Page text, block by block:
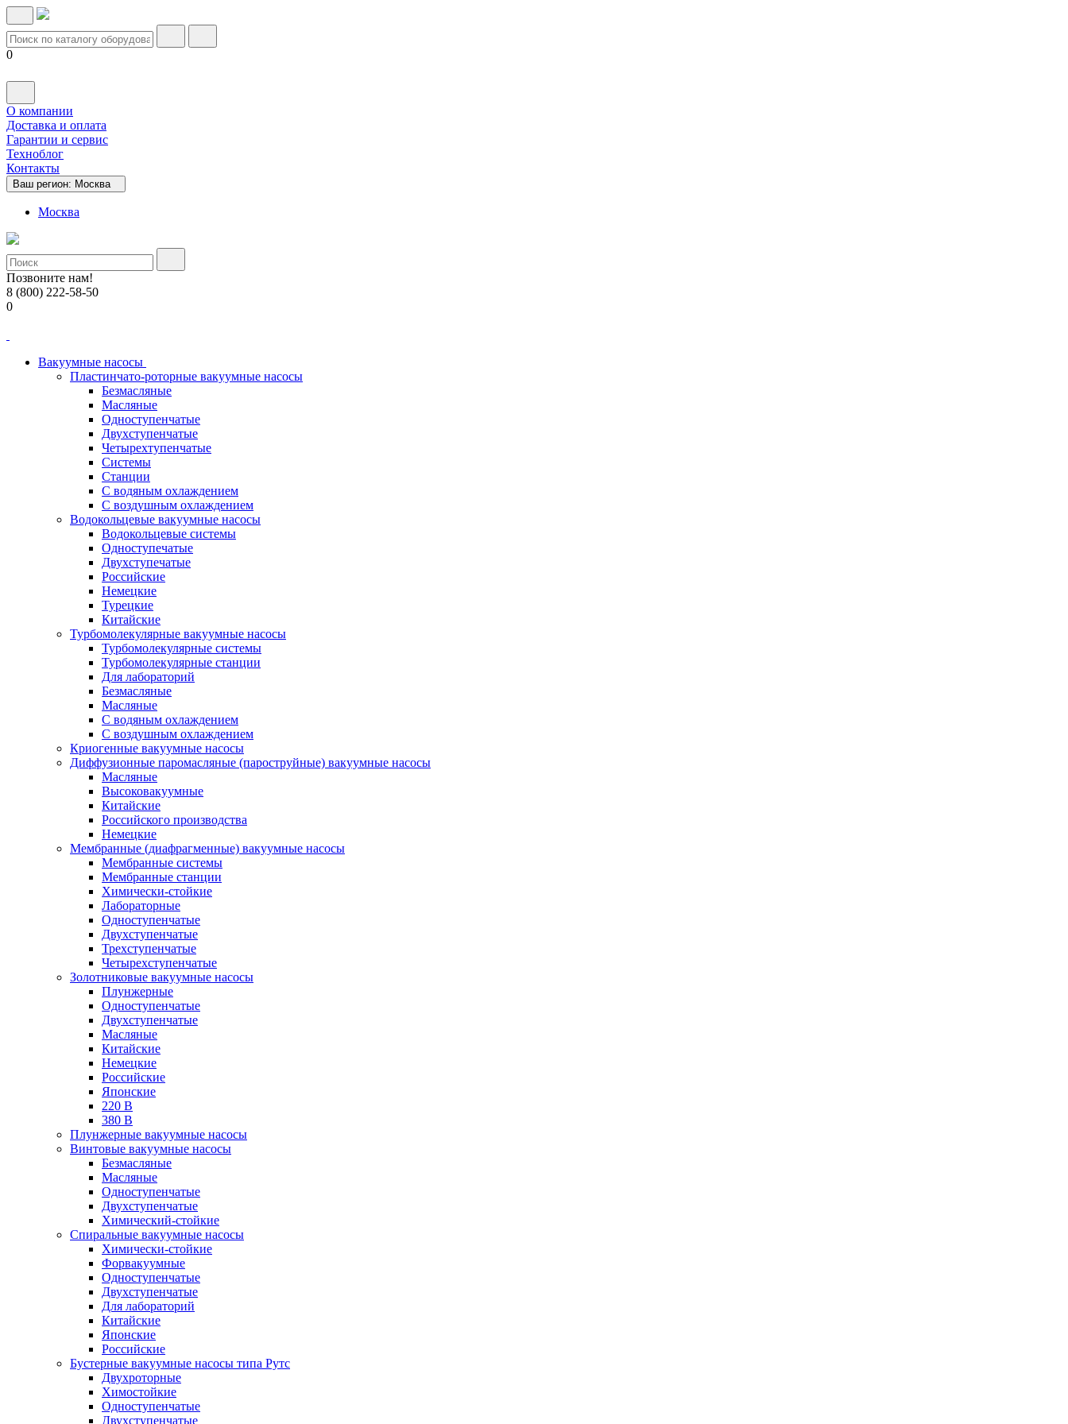
0
О компании
Доставка и оплата
Гарантии и сервис
Техноблог
Контакты
Ваш регион: Москва
Москва
Позвоните нам!
8 (800) 222-58-50
0
Вакуумные насосы
Пластинчато-роторные вакуумные насосы
Безмасляные
Масляные
Одноступенчатые
Двухступенчатые
Четырехтупенчатые
Системы
Станции
С водяным охлаждением
С воздушным охлаждением
Водокольцевые вакуумные насосы
Водокольцевые системы
Одноступечатые
Двухступечатые
Российские
Немецкие
Турецкие
Китайские
Турбомолекулярные вакуумные насосы
Турбомолекулярные системы
Турбомолекулярные станции
Для лабораторий
Безмасляные
Масляные
C водяным охлаждением
C воздушным охлаждением
Криогенные вакуумные насосы
Диффузионные паромасляные (пароструйные) вакуумные насосы
Масляные
Высоковакуумные
Китайские
Российского производства
Немецкие
Мембранные (диафрагменные) вакуумные насосы
Мембранные системы
Мембранные станции
Химически-стойкие
Лабораторные
Одноступенчатые
Двухступенчатые
Трехступенчатые
Четырехступенчатые
Золотниковые вакуумные насосы
Плунжерные
Одноступенчатые
Двухступенчатые
Масляные
Китайские
Немецкие
Российские
Японские
220 В
380 В
Плунжерные вакуумные насосы
Винтовые вакуумные насосы
Безмасляные
Масляные
Одноступенчатые
Двухступенчатые
Химический-стойкие
Спиральные вакуумные насосы
Химически-стойкие
Форвакуумные
Одноступенчатые
Двухступенчатые
Для лабораторий
Китайские
Японские
Российские
Бустерные вакуумные насосы типа Рутс
Двухроторные
Химостойкие
Одноступенчатые
Двухступенчатые